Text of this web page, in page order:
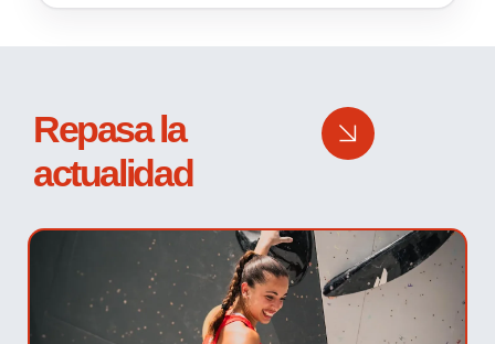
Repasa la
actualidad